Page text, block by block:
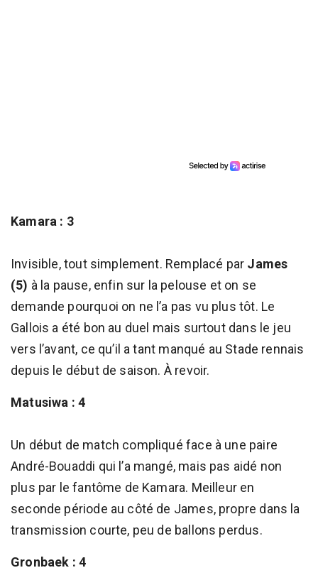
Kamara : 3
Invisible, tout simplement. Remplacé par James
(5) à la pause, enfin sur la pelouse et on se
demande pourquoi on ne l’a pas vu plus tôt. Le
Gallois a été bon au duel mais surtout dans le jeu
vers l’avant, ce qu’il a tant manqué au Stade rennais
depuis le début de saison. À revoir.
Matusiwa : 4
Un début de match compliqué face à une paire
André-Bouaddi qui l’a mangé, mais pas aidé non
plus par le fantôme de Kamara. Meilleur en
seconde période au côté de James, propre dans la
transmission courte, peu de ballons perdus.
Gronbaek : 4